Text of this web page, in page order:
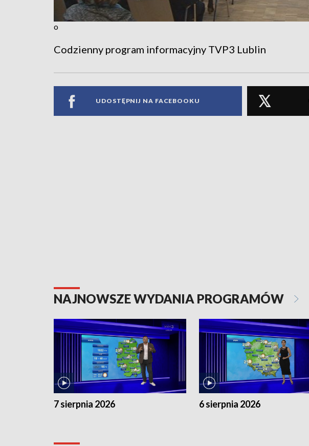
o
Codzienny program informacyjny TVP3 Lublin
UDOSTĘPNIJ NA FACEBOOKU
NAJNOWSZE WYDANIA PROGRAMÓW
7 sierpnia 2026 6 sierpnia 2026